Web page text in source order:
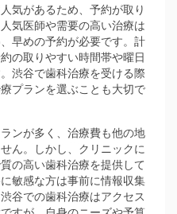
気があるため、予約が取り
気医師や需要の高い治療は
早めの予約が必要です。計
の取りやすい時間帯や曜日
渋谷で歯科治療を受ける際
プランを選ぶことも大切で
ンが多く、治療費も他の地
ん。しかし、クリニックに
の高い歯科治療を提供して
敏感な方は事前に情報収集
谷での歯科治療はアクセス